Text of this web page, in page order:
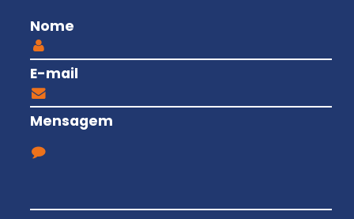
Nome
E-mail
Mensagem